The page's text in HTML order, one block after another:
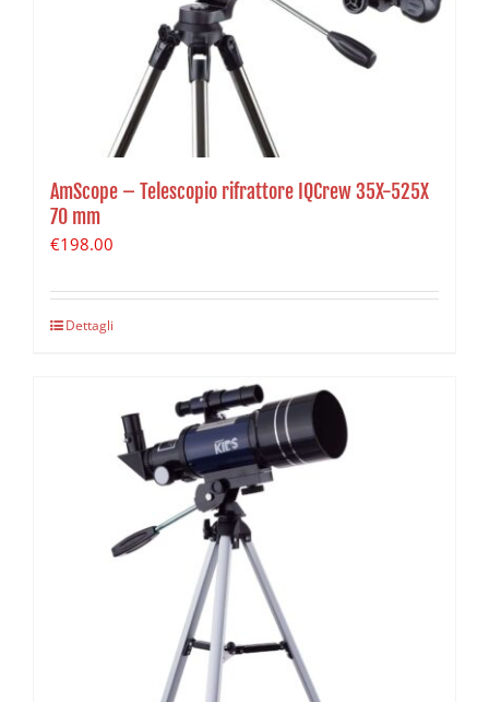
AmScope – Telescopio rifrattore IQCrew 35X-525X
70 mm
€198.00
Dettagli